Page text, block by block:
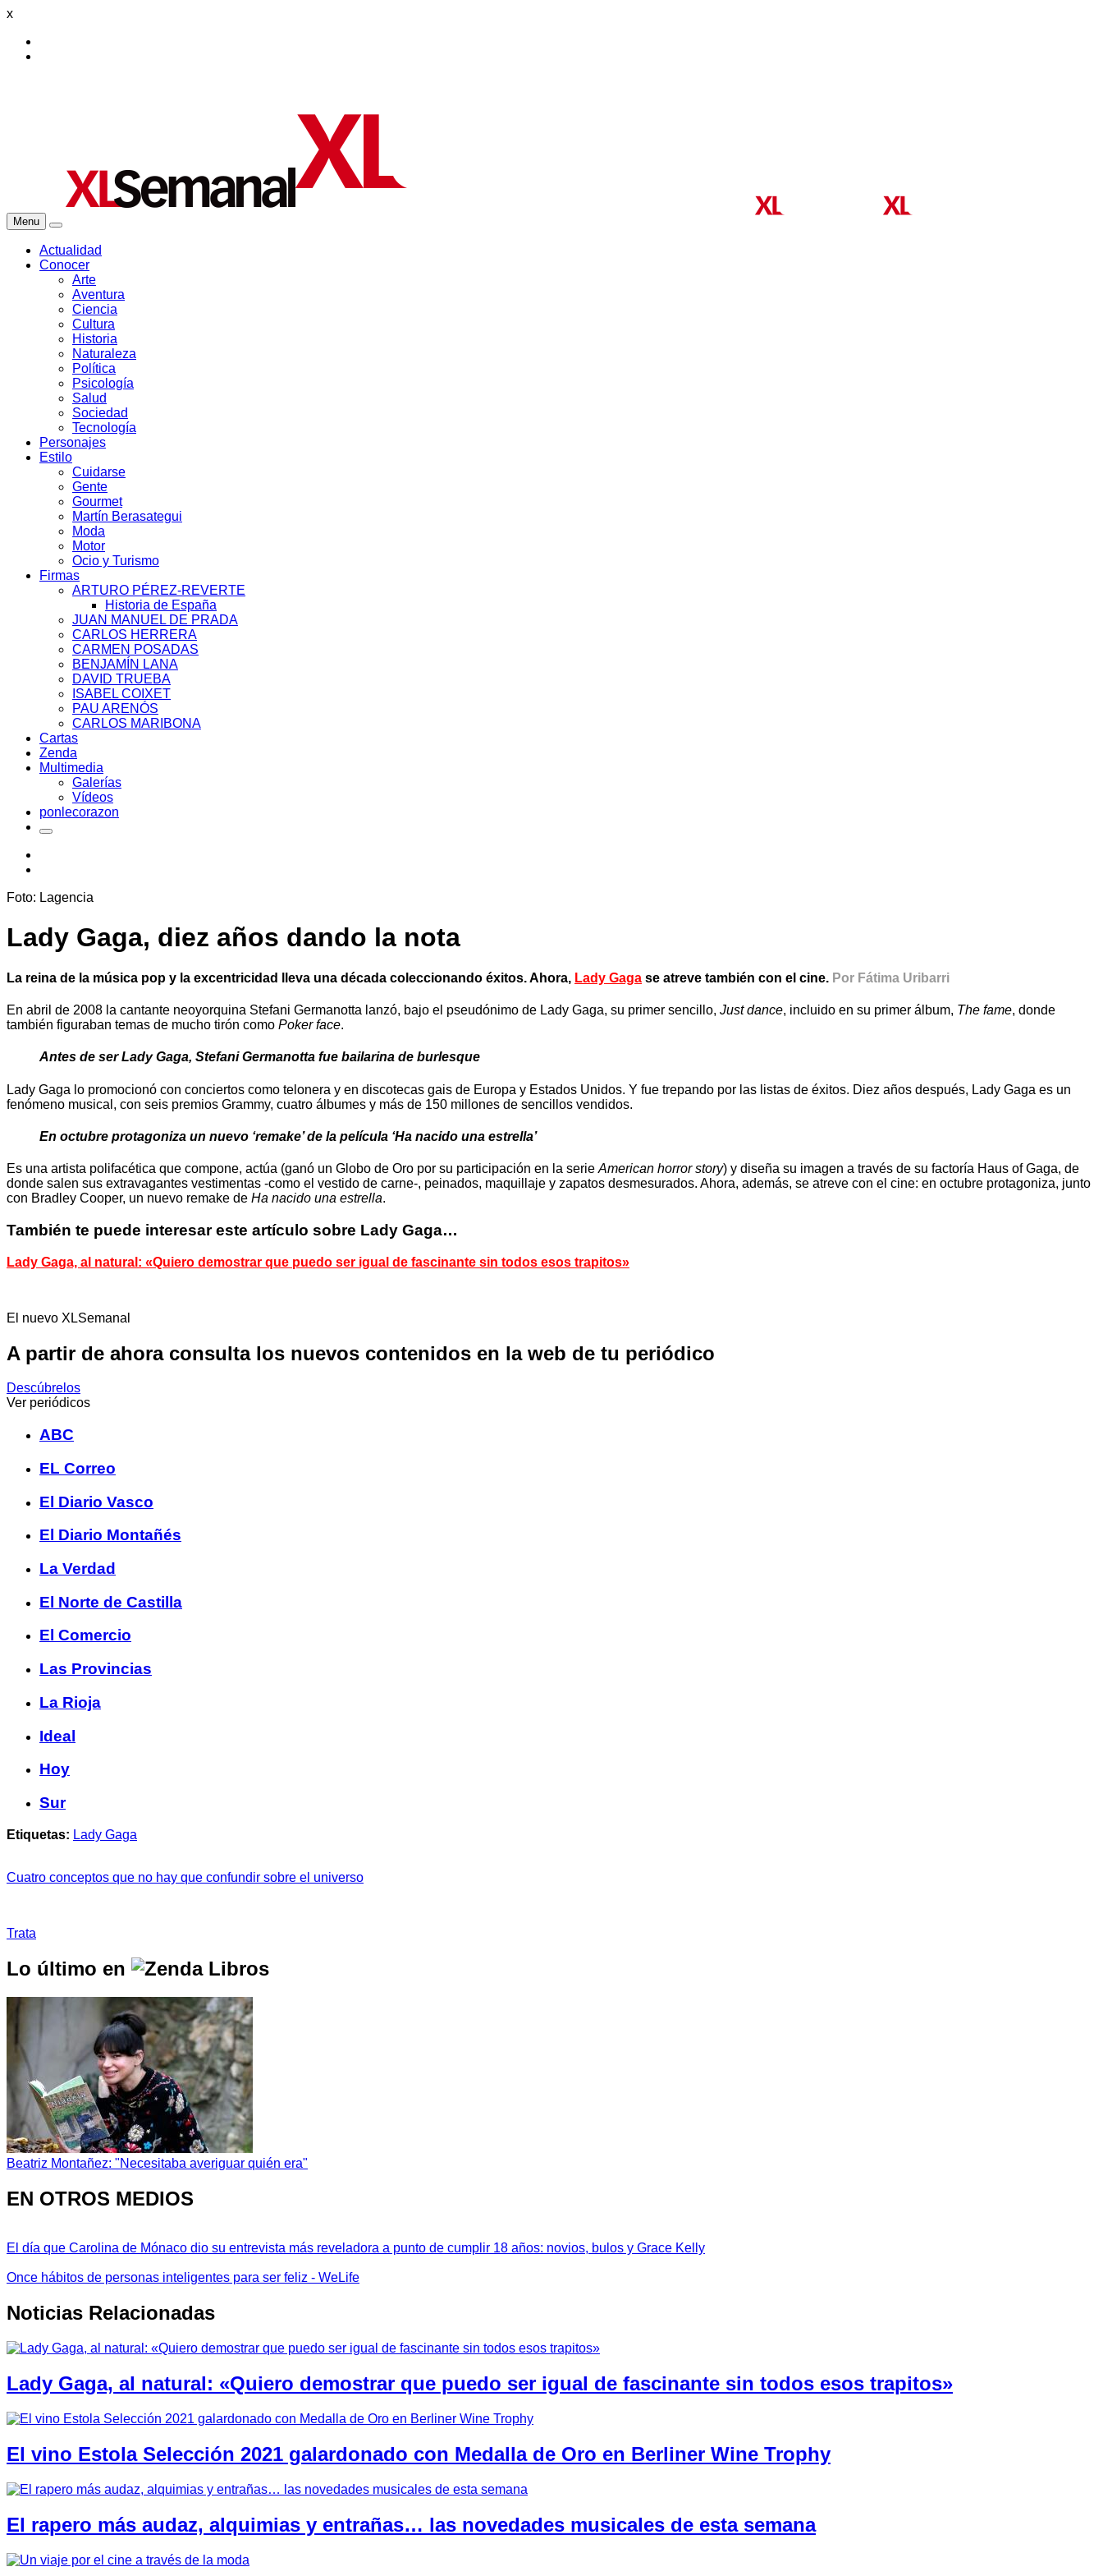
x
Menu
Actualidad
Conocer
Arte
Aventura
Ciencia
Cultura
Historia
Naturaleza
Política
Psicología
Salud
Sociedad
Tecnología
Personajes
Estilo
Cuidarse
Gente
Gourmet
Martín Berasategui
Moda
Motor
Ocio y Turismo
Firmas
ARTURO PÉREZ-REVERTE
Historia de España
JUAN MANUEL DE PRADA
CARLOS HERRERA
CARMEN POSADAS
BENJAMÍN LANA
DAVID TRUEBA
ISABEL COIXET
PAU ARENÓS
CARLOS MARIBONA
Cartas
Zenda
Multimedia
Galerías
Vídeos
ponlecorazon
Foto: Lagencia
Lady Gaga, diez años dando la nota
La reina de la música pop y la excentricidad lleva una década coleccionando éxitos. Ahora, Lady Gaga se atreve también con el cine. Por Fátima Uribarri
En abril de 2008 la cantante neoyorquina Stefani Germanotta lanzó, bajo el pseudónimo de Lady Gaga, su primer sencillo, Just dance, incluido en su primer álbum, The fame, donde
también figuraban temas de mucho tirón como Poker face.
Antes de ser Lady Gaga, Stefani Germanotta fue bailarina de burlesque
Lady Gaga lo promocionó con conciertos como telonera y en discotecas gais de Europa y Estados Unidos. Y fue trepando por las listas de éxitos. Diez años después, Lady Gaga es un
fenómeno musical, con seis premios Grammy, cuatro álbumes y más de 150 millones de sencillos vendidos.
En octubre protagoniza un nuevo ‘remake’ de la película ‘Ha nacido una estrella’
Es una artista polifacética que compone, actúa (ganó un Globo de Oro por su participación en la serie American horror story) y diseña su imagen a través de su factoría Haus of Gaga, de
donde salen sus extravagantes vestimentas -como el vestido de carne-, peinados, maquillaje y zapatos desmesurados. Ahora, además, se atreve con el cine: en octubre protagoniza, junto
con Bradley Cooper, un nuevo remake de Ha nacido una estrella.
También te puede interesar este artículo sobre Lady Gaga…
Lady Gaga, al natural: «Quiero demostrar que puedo ser igual de fascinante sin todos esos trapitos»
El nuevo XLSemanal
A partir de ahora consulta los nuevos contenidos en la web de tu periódico
Descúbrelos
Ver periódicos
ABC
EL Correo
El Diario Vasco
El Diario Montañés
La Verdad
El Norte de Castilla
El Comercio
Las Provincias
La Rioja
Ideal
Hoy
Sur
Etiquetas: Lady Gaga
Cuatro conceptos que no hay que confundir sobre el universo
Trata
Lo último en
Beatriz Montañez: "Necesitaba averiguar quién era"
EN OTROS MEDIOS
El día que Carolina de Mónaco dio su entrevista más reveladora a punto de cumplir 18 años: novios, bulos y Grace Kelly
Once hábitos de personas inteligentes para ser feliz - WeLife
Noticias Relacionadas
Lady Gaga, al natural: «Quiero demostrar que puedo ser igual de fascinante sin todos esos trapitos»
El vino Estola Selección 2021 galardonado con Medalla de Oro en Berliner Wine Trophy
El rapero más audaz, alquimias y entrañas… las novedades musicales de esta semana